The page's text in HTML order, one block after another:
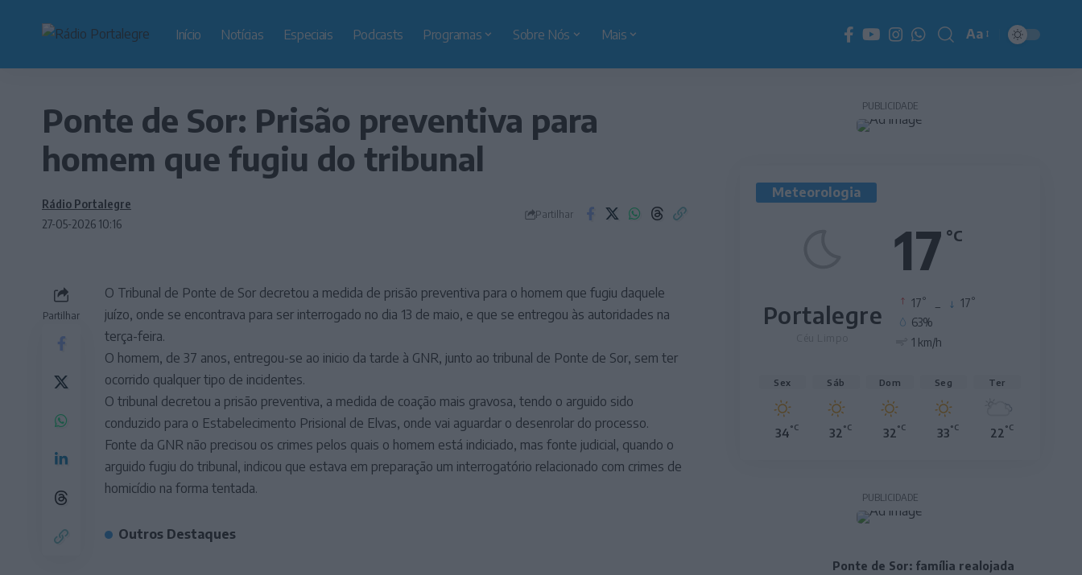
Início Notícias Especiais Podcasts Programas Sobre Nós Mais
Redimensionador
de
Aa
Ponte de Sor: Prisão preventiva para
homem que fugiu do tribunal
27-05-2026 10:16
Rádio Portalegre
Partilhar
Partilhar
O Tribunal de Ponte de Sor decretou a medida de prisão preventiva para o homem que fugiu daquele
juízo, onde se encontrava para ser interrogado no dia 13 de maio, e que se entregou às autoridades na
terça-feira.
O homem, de 37 anos, entregou-se ao inicio da tarde à GNR, junto ao tribunal de Ponte de Sor, sem ter
ocorrido qualquer tipo de incidentes.
O tribunal decretou a prisão preventiva, a medida de coação mais gravosa, tendo o arguido sido
conduzido para o Estabelecimento Prisional de Elvas, onde vai aguardar o desenrolar do processo.
Fonte da GNR não precisou os crimes pelos quais o homem está indiciado, mas fonte judicial, quando o
arguido fugiu do tribunal, indicou que estava em preparação um interrogatório relacionado com crimes de
homicídio na forma tentada.
Outros Destaques
PUBLICIDADE
Meteorologia
17 °C
Portalegre 17° 17°
63%
1 km/h
Sex
34°C
Sáb
32°C
Dom
32°C
Seg
33°C
Ter
22°C
PUBLICIDADE
Ponte de Sor: família realojada